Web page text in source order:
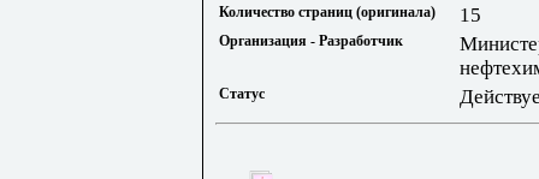
Количество страниц (оригинала) 15
Организация - Разработчик
Статус